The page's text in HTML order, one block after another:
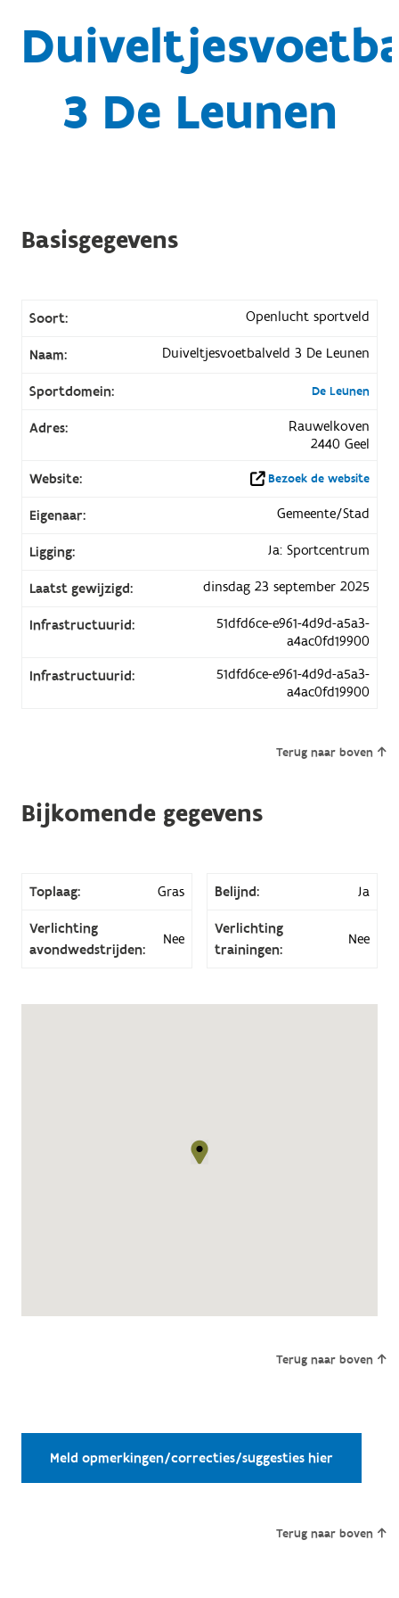
3 De Leunen
Basisgegevens
Soort: Openlucht sportveld
Naam: Duiveltjesvoetbalveld 3 De Leunen
Sportdomein: De Leunen
Adres:
Rauwelkoven
2440 Geel
Website:
Bezoek de website
Eigenaar: Gemeente/Stad
Ligging: Ja: Sportcentrum
Laatst gewijzigd: dinsdag 23 september 2025
Infrastructuurid:
51dfd6ce-e961-4d9d-a5a3-
a4ac0fd19900
Infrastructuurid:
51dfd6ce-e961-4d9d-a5a3-
a4ac0fd19900
Terug naar boven
Bijkomende gegevens
Toplaag: Gras Belijnd: Ja
Verlichting
avondwedstrijden:
Nee
Verlichting
trainingen:
Nee
Terug naar boven
Meld opmerkingen/correcties/suggesties hier
Terug naar boven